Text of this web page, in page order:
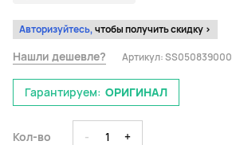
Авторизуйтесь,чтобы получить скидку >
Нашли дешевле? Артикул:SS050839000
Гарантируем: ОРИГИНАЛ
Кол-во - 1 +